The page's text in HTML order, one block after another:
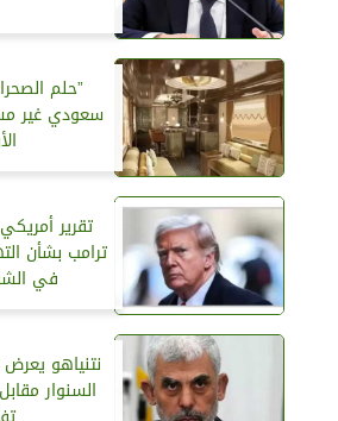
”حلم
سعودي غير
تقرير
ترامب بشأن
في
نتنياهو
السنوار